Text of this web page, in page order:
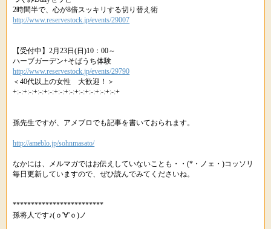
2時間半で、心が8倍スッキリする切り替え術
http://www.reservestock.jp/events/29007
【受付中】2月23日(日)10：00～
ハーブガーデン+そばうち体験
http://www.reservestock.jp/events/29790
＜40代以上の女性 大歓迎！＞
+:-:+:-:+:-:+:-:+:-:+:-:+:-:+:-:+:-:+:-:+
孫先生ですが、アメブロでも記事を書いておられます。
http://ameblo.jp/sohnmasato/
なかには、メルマガではお伝えしていないことも・・(*・ノェ・)コッソリ
毎日更新していますので、ぜひ読んでみてくださいね。
*************************
孫将人です♪(ｏ'∀'ｏ)ノ